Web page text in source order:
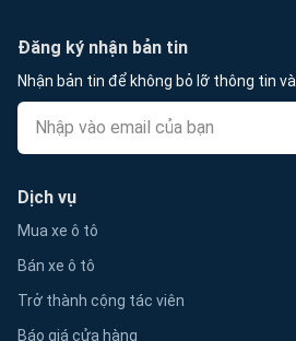
Đăng ký nhận bản tin
Nhận bản tin để không bỏ lỡ thông tin
Dịch vụ
Mua xe ô tô
Bán xe ô tô
Trở thành cộng tác viên
Báo giá cửa hàng